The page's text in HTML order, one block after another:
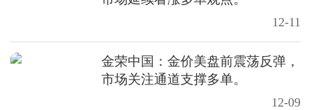
12-11
金荣中国：金价美盘前震荡反弹，
市场关注通道支撑多单。
12-09